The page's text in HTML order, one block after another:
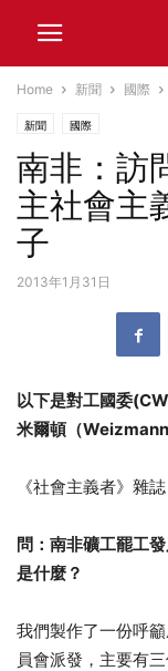
Home 新聞 國際
新聞 國際
南非：訪
主社會主
子
2013年1月31日
以下是對工國委
米爾頓（
《社會主義者》雜誌
問：南非礦工罷工發
是什麼？
我們製作了一份呼
員會派發，主要有